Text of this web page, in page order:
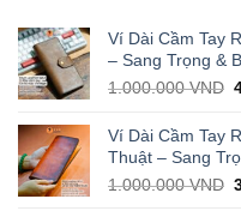
Ví Dài Cầm Tay
– Sang Trọng &
1.000.000VND
Ví Dài Cầm Tay
Thuật – Sang
1.000.000VND